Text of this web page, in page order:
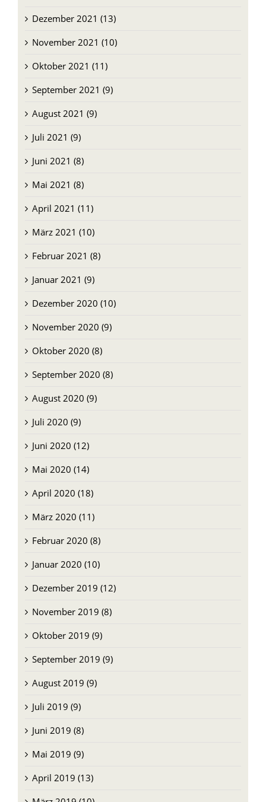
Dezember 2021 (13)
November 2021 (10)
Oktober 2021 (11)
September 2021 (9)
August 2021 (9)
Juli 2021 (9)
Juni 2021 (8)
Mai 2021 (8)
April 2021 (11)
März 2021 (10)
Februar 2021 (8)
Januar 2021 (9)
Dezember 2020 (10)
November 2020 (9)
Oktober 2020 (8)
September 2020 (8)
August 2020 (9)
Juli 2020 (9)
Juni 2020 (12)
Mai 2020 (14)
April 2020 (18)
März 2020 (11)
Februar 2020 (8)
Januar 2020 (10)
Dezember 2019 (12)
November 2019 (8)
Oktober 2019 (9)
September 2019 (9)
August 2019 (9)
Juli 2019 (9)
Juni 2019 (8)
Mai 2019 (9)
April 2019 (13)